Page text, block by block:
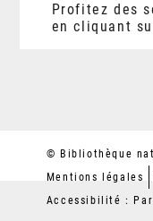
Profitez des
en cliquant
© Bibliothèque
Mentions légales
Accessibilité :